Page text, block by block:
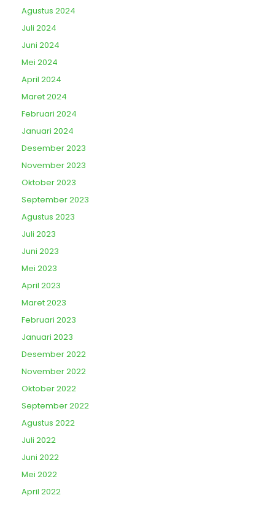
Agustus 2024
Juli 2024
Juni 2024
Mei 2024
April 2024
Maret 2024
Februari 2024
Januari 2024
Desember 2023
November 2023
Oktober 2023
September 2023
Agustus 2023
Juli 2023
Juni 2023
Mei 2023
April 2023
Maret 2023
Februari 2023
Januari 2023
Desember 2022
November 2022
Oktober 2022
September 2022
Agustus 2022
Juli 2022
Juni 2022
Mei 2022
April 2022